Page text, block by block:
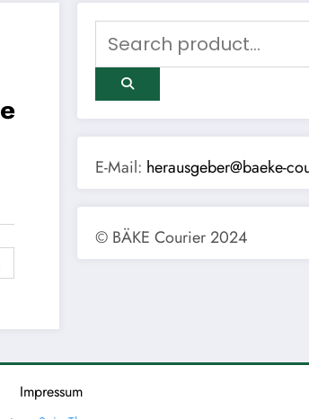
E-Mail: herausgeber@baeke-
© BÄKE Courier 2024
Impressum